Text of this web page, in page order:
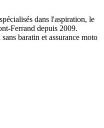
dans l'aspiration, le
Ferrand depuis 2009.
baratin et assurance moto